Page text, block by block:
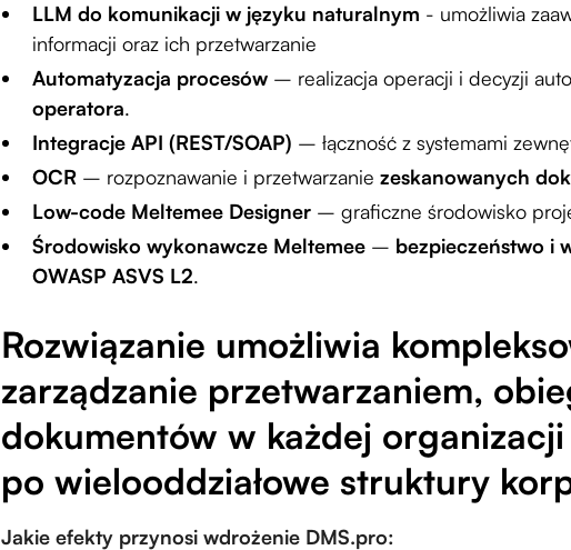
LLM do komunikacji w języku naturalnym - umożliwia
informacji oraz ich przetwarzanie
Automatyzacja procesów – realizacja operacji i decyzji
operatora.
Integracje API (REST/SOAP) – łączność z systemami
OCR – rozpoznawanie i przetwarzanie zeskanowanych
Low-code Meltemee Designer – graficzne środowisko
Środowisko wykonawcze Meltemee – bezpieczeństwo i
OWASP ASVS L2.
Rozwiązanie umożliwia
zarządzanie przetwarzaniem,
dokumentów w każdej
po wielooddziałowe struktury
Jakie efekty przynosi wdrożenie DMS.pro: